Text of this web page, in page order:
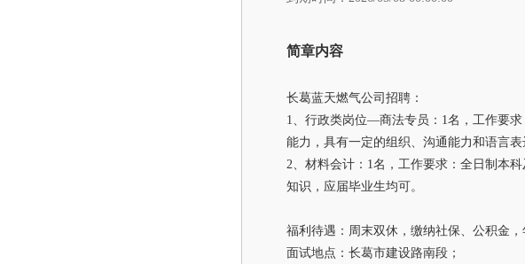
简章内容
长葛蓝天燃气公司招聘：
1、行政类岗位—商法专员：1名，工作要
能力，具有一定的组织、沟通能力和语言
2、材料会计：1名，工作要求：全日制本
知识，应届毕业生均可。
福利待遇：周末双休，缴纳社保、公积金，
面试地点：长葛市建设路南段；